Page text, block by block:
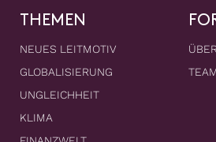
THEMEN
NEUES LEITMOTIV
GLOBALISIERUNG
UNGLEICHHEIT
KLIMA
TEAM